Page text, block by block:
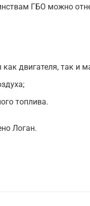
ГБО можно
двигателя, так и
топлива.
Логан.